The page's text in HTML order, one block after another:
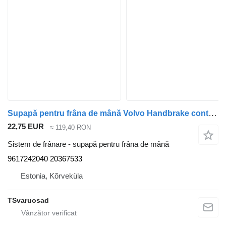
Supapă pentru frâna de mână Volvo Handbrake control lever 9617242040 pentru cap tractor Volvo FH12
22,75 EUR ≈ 119,40 RON
Sistem de frânare - supapă pentru frâna de mână
9617242040 20367533
Estonia, Kõrveküla
TSvaruosad